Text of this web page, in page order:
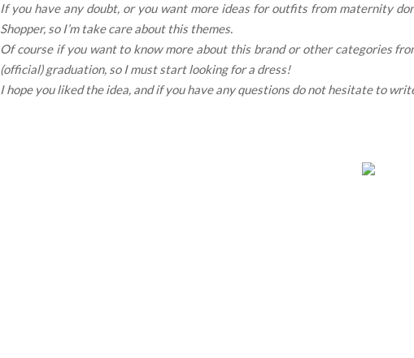
If you have any doubt, or you want more ideas for outfits from maternity
Shopper, so I’m take care about this themes.
Of course if you want to know more about this brand or other categories
(official) graduation, so I must start looking for a dress!
I hope you liked the idea, and if you have any questions do not hesitate to